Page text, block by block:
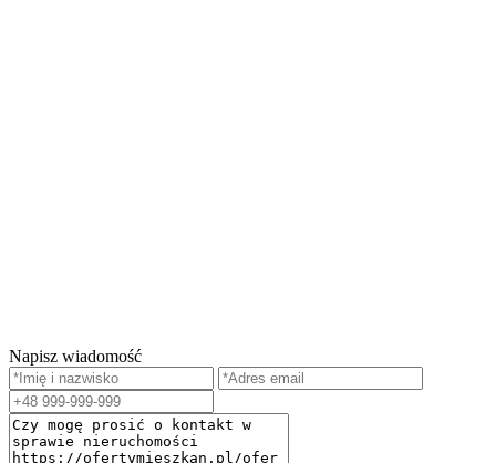
Napisz wiadomość